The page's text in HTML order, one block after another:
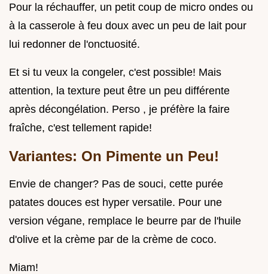
Pour la réchauffer, un petit coup de micro ondes ou
à la casserole à feu doux avec un peu de lait pour
lui redonner de l'onctuosité.
Et si tu veux la congeler, c'est possible! Mais
attention, la texture peut être un peu différente
après décongélation. Perso , je préfère la faire
fraîche, c'est tellement rapide!
Variantes: On Pimente un Peu!
Envie de changer? Pas de souci, cette purée
patates douces est hyper versatile. Pour une
version végane, remplace le beurre par de l'huile
d'olive et la crème par de la crème de coco.
Miam!